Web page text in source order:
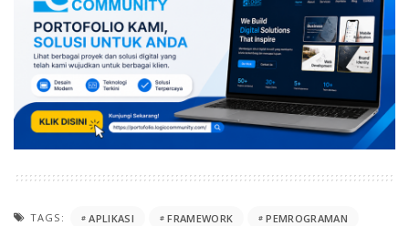
TAGS: APLIKASI FRAMEWORK PEMROGRAMAN